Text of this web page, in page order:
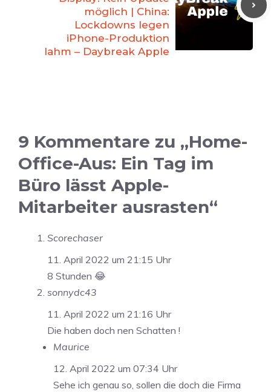
möglich | China:
Lockdowns legen
iPhone-Produktion
lahm – Daybreak Apple
9 Kommentare zu „Home-
Office-Aus: Ein Tag im
Büro lässt Apple-
Mitarbeiter ausrasten“
Scorechaser
11. April 2022 um 21:15 Uhr
8 Stunden 😂
sonnydc43
11. April 2022 um 21:16 Uhr
Die haben doch nen Schatten !
Maurice
12. April 2022 um 07:34 Uhr
Sehe ich genau so, sollen die doch die Firma